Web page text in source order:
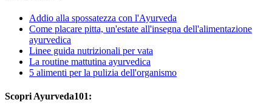
Addio alla spossatezza con l'Ayurveda
Come placare pitta, un'estate all'insegna dell'alimentazione
ayurvedica
Linee guida nutrizionali per vata
La routine mattutina ayurvedica
5 alimenti per la pulizia dell'organismo
Scopri Ayurveda101: